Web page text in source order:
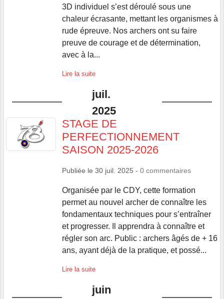
3D individuel s’est déroulé sous une
chaleur écrasante, mettant les organismes à
rude épreuve. Nos archers ont su faire
preuve de courage et de détermination,
avec à la...
Lire la suite
juil.
2025
STAGE DE
PERFECTIONNEMENT
SAISON 2025-2026
Publiée le 30 juil. 2025 - 0 commentaires
Organisée par le CDY, cette formation
permet au nouvel archer de connaître les
fondamentaux techniques pour s’entraîner
et progresser. Il apprendra à connaître et
régler son arc. Public : archers âgés de + 16
ans, ayant déjà de la pratique, et possé...
Lire la suite
juin